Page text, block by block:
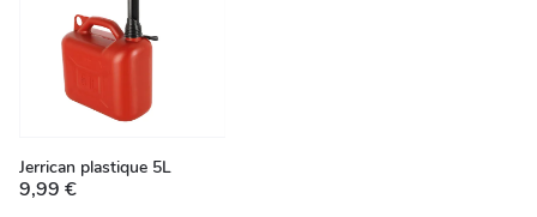
Jerrican plastique 5L
9,99 €